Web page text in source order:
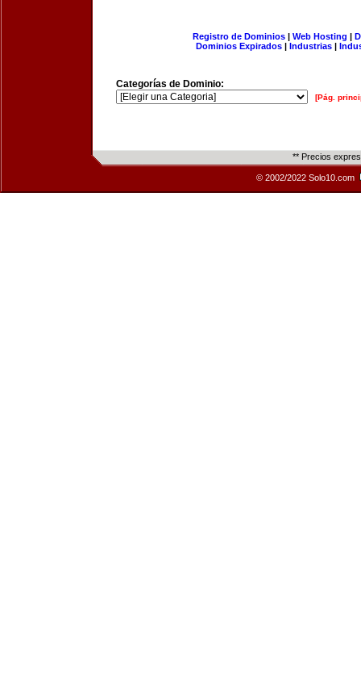
Registro de Dominios| Web Hosting |
Dominios Expirados | Industrias |
Categorías de Dominio:
[Pág.
** Precios
© 2002/2022 Solo10.com